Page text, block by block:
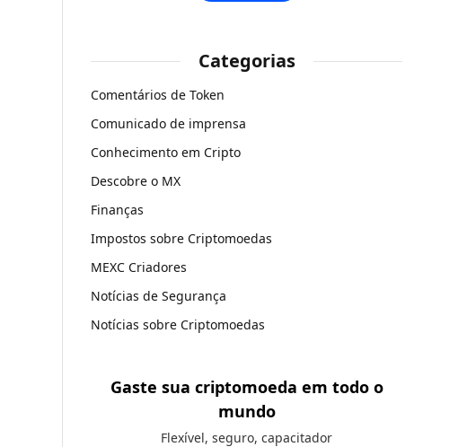
Categorias
Comentários de Token
Comunicado de imprensa
Conhecimento em Cripto
Descobre o MX
Finanças
Impostos sobre Criptomoedas
MEXC Criadores
Notícias de Segurança
Notícias sobre Criptomoedas
Gaste sua criptomoeda em todo o
mundo
Flexível, seguro, capacitador